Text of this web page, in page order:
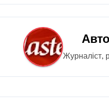
Журналіст,